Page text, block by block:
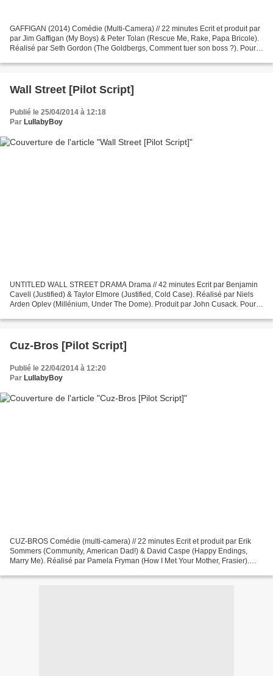
GAFFIGAN (2014) Comédie (Multi-Camera) // 22 minutes Ecrit et produit par
par Jim Gaffigan (My Boys) & Peter Tolan (Rescue Me, Rake, Papa Bricole).
Réalisé par Seth Gordon (The Goldbergs, Comment tuer son boss ?). Pour
Wall Street [Pilot Script]
Publié le 25/04/2014 à 12:18
Par LullabyBoy
UNTITLED WALL STREET DRAMA Drama // 42 minutes Ecrit par Benjamin
Cavell (Justified) & Taylor Elmore (Justified, Cold Case). Réalisé par Niels
Arden Oplev (Millénium, Under The Dome). Produit par John Cusack. Pour
Cuz-Bros [Pilot Script]
Publié le 22/04/2014 à 12:20
Par LullabyBoy
CUZ-BROS Comédie (multi-camera) // 22 minutes Ecrit et produit par Erik
Sommers (Community, American Dad!) & David Caspe (Happy Endings,
Marry Me). Réalisé par Pamela Fryman (How I Met Your Mother, Frasier).